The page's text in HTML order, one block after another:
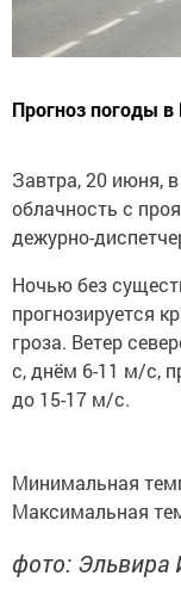
Прогноз погоды
Завтра, 20 июня,
облачность с
дежурно-
Ночью без
прогнозируется
гроза. Ветер
с, днём 6-11 м/с,
до 15-17 м/с.
Минимальная
Максимальная
фото: Эльвира